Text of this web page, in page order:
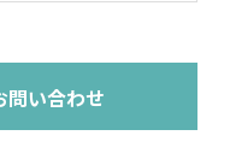
問い合わせ